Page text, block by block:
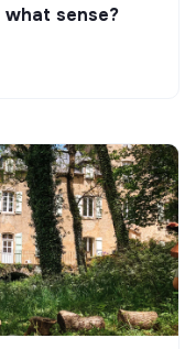
what sense?